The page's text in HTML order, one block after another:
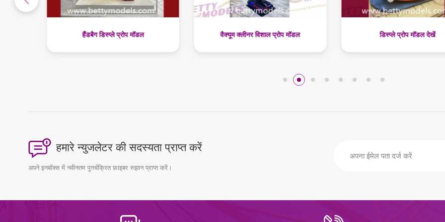
वैक्यूम क्लीनर विशाल प्रोप मॉडल डिस्प्ले प्रोप मॉडल देखें लिपस्टिक जाइंट प्रोप मॉडल
हमारे न्युजलेटर की सदस्यता प्राप्त करें
अपने इनबॉक्स में नवीनतम पुनर्चक्रित फ़ाइबर रुझान प्राप्त करें।